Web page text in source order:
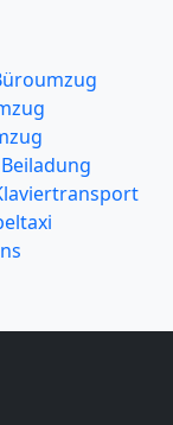
Beiladung